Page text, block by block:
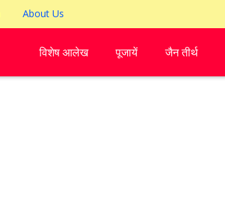
About Us
विशेष आलेख पूजायें जैन तीर्थ